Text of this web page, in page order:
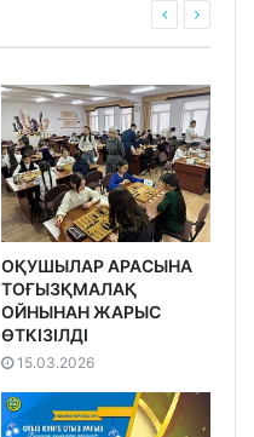
ОҚУШЫЛАР АРАСЫНА
ТОҒЫЗҚМАЛАҚ
ОЙНЫНАН ЖАРЫС
ӨТКІЗІЛДІ
15.03.2026